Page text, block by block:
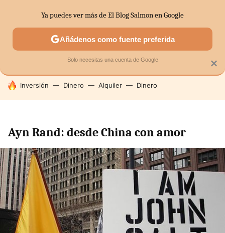
SECTORES ECONOMÍA DOMÉSTICA MERCADOS
HOY SE HABLA DE
Inversión Dinero Alquiler Dinero
Ayn Rand: desde China con amor
×
Ya puedes ver más de El Blog Salmon en Google
Añádenos como fuente preferida
Solo necesitas una cuenta de Google